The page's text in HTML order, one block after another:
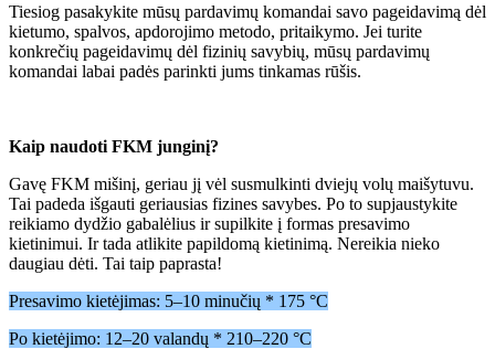
Tiesiog pasakykite mūsų pardavimų komandai savo pageidavimą dėl
kietumo, spalvos, apdorojimo metodo, pritaikymo. Jei turite
konkrečių pageidavimų dėl fizinių savybių, mūsų pardavimų
komandai labai padės parinkti jums tinkamas rūšis.
Kaip naudoti FKM junginį?
Gavę FKM mišinį, geriau jį vėl susmulkinti dviejų volų maišytuvu.
Tai padeda išgauti geriausias fizines savybes. Po to supjaustykite
reikiamo dydžio gabalėlius ir supilkite į formas presavimo
kietinimui. Ir tada atlikite papildomą kietinimą. Nereikia nieko
daugiau dėti. Tai taip paprasta!
Presavimo kietėjimas: 5–10 minučių * 175 °C
Po kietėjimo: 12–20 valandų * 210–220 °C